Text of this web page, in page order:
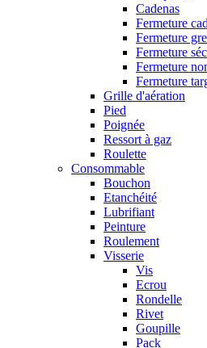
Cadenas
Fermeture
Fermeture
Fermeture
Fermeture
Fermeture
Grille d'aération
Pied
Poignée
Ressort à gaz
Roulette
Consommable
Bouchon
Etanchéité
Lubrifiant
Peinture
Roulement
Visserie
Vis
Ecrou
Rondelle
Rivet
Goupille
Pack